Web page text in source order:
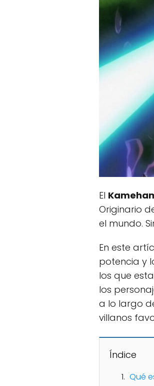
El
Originario
el mundo.
En este
potencia y
los que
los
a lo largo
villanos
Índice
Qué